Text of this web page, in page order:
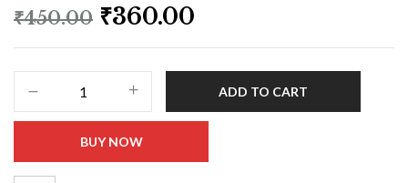
₹450.00 ₹360.00
ADD TO CART
BUY NOW